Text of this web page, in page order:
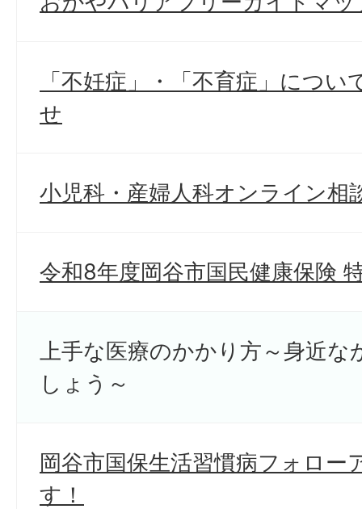
「不妊症」・「不育症」につ
せ
小児科・産婦人科オンライン相
令和8年度岡谷市国民健康保険
上手な医療のかかり方～身近な
しょう～
岡谷市国保生活習慣病フォロー
す！